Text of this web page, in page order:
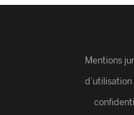
Mentions
d’utilisation